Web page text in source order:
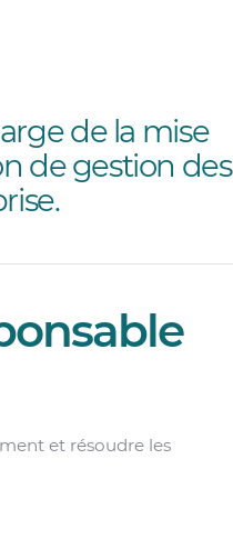
de la mise
de gestion des
et résoudre les